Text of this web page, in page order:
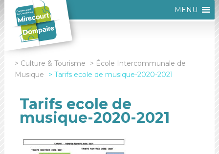
MENU
Culture & Tourisme
École Intercommunale de
Musique
Tarifs ecole de musique-2020-2021
Tarifs ecole de
musique-2020-2021